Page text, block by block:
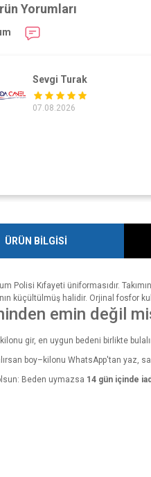
Yorumları
Sevgi Turak
07.08.2026
ÜRÜN BİLGİSİ
Polisi Kıfayeti üniformasıdır.
küçültülmüş halidir. Orjinal fosfor
emin değil
gir, en uygun bedeni birlikte
boy–kilonu WhatsApp'tan yaz,
Beden uymazsa 14 gün içinde